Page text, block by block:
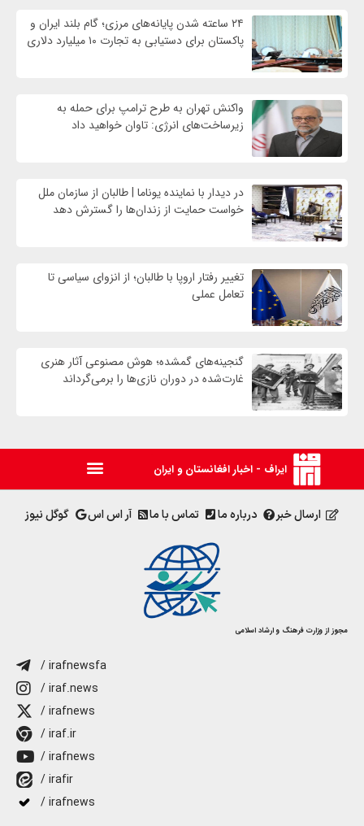
۲۴ ساعته شدن پایانه‌های مرزی؛ گام بلند ایران و
پاکستان برای دستیابی به تجارت ۱۰ میلیارد دلاری
واکنش تهران به طرح ترامپ برای حمله به
زیرساخت‌های انرژی: تاوان خواهید داد
در دیدار با نماینده یوناما | طالبان از سازمان ملل
خواست حمایت از زندان‌ها را گسترش دهد
تغییر رفتار اروپا با طالبان؛ از انزوای سیاسی تا
تعامل عملی
گنجینه‌های گمشده؛ هوش مصنوعی آثار هنری
غارت‌شده در دوران نازی‌ها را برمی‌گرداند
ایراف - اخبار افغانستان و ایران
ارسال خبر درباره ما تماس با ما آر اس اس گوگل نیوز
مجوز از وزارت فرهنگ و ارشاد اسلامی
/ irafnewsfa
/ iraf.news
/ irafnews
/ iraf.ir
/ irafnews
/ irafir
/ irafnews